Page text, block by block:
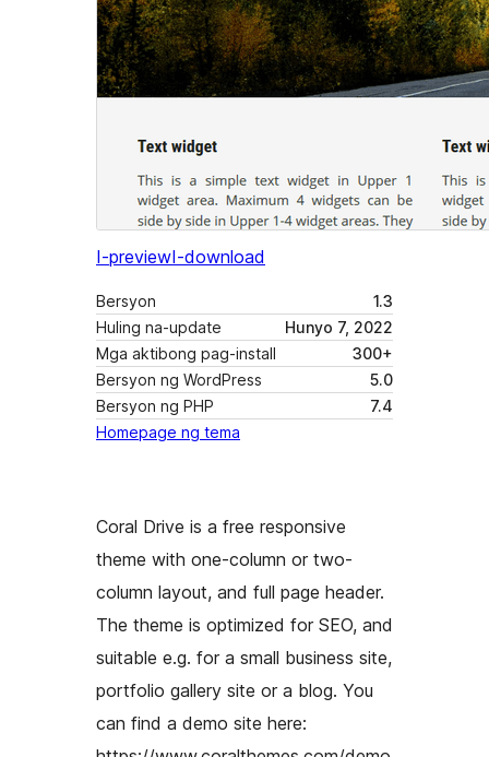
I-previewI-download
Bersyon
1.3
Huling na-update
Hunyo 7, 2022
Mga aktibong pag-install
300+
Bersyon ng WordPress
5.0
Bersyon ng PHP
7.4
Homepage ng tema
Coral Drive is a free responsive
theme with one-column or two-
column layout, and full page header.
The theme is optimized for SEO, and
suitable e.g. for a small business site,
portfolio gallery site or a blog. You
can find a demo site here: